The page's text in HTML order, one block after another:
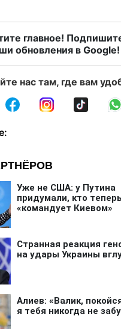
главное!
обновления в Google!
нас там, где вам